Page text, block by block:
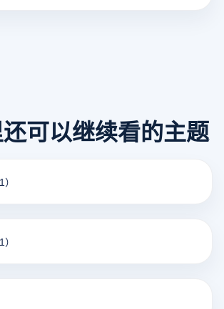
可以继续看的主题
）
）